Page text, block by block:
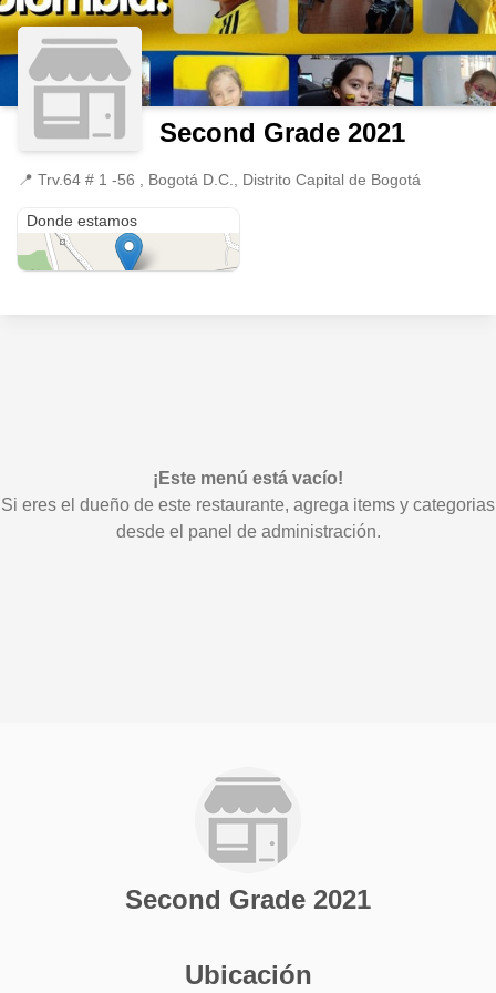
Second Grade 2021
📍 Trv.64 # 1 -56 , Bogotá D.C., Distrito Capital de Bogotá
Donde estamos
¡Este menú está vacío!
Si eres el dueño de este restaurante, agrega items y categorias
desde el panel de administración.
Second Grade 2021
Ubicación